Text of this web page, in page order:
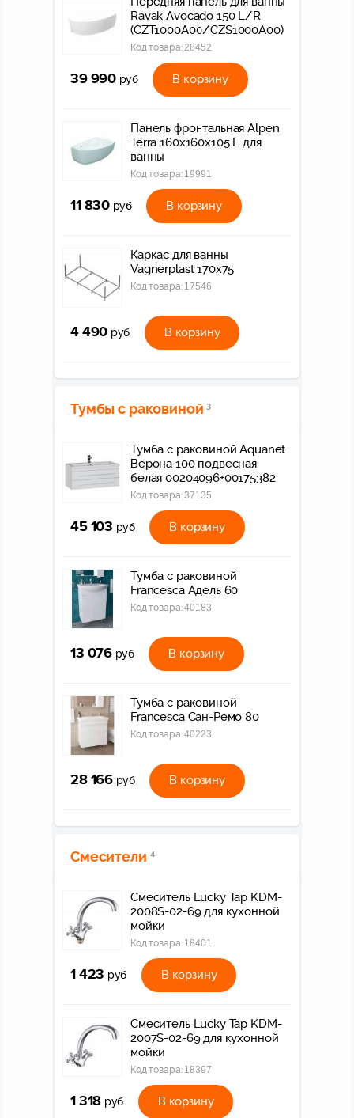
Ravak Avocado 150 L/R
(CZT1000A00/CZS1000A00)
Код товара: 28452
39 990 руб В корзину
Панель фронтальная Alpen
Terra 160х160х105 L для
ванны
Код товара: 19991
11 830 руб В корзину
Каркас для ванны
Vagnerplast 170x75
Код товара: 17546
4 490 руб В корзину
Тумбы с раковиной 3
Тумба с раковиной Aquanet
Верона 100 подвесная
белая 00204096+00175382
Код товара:37135
45 103 руб В корзину
Тумба с раковиной
Francesca Адель 60
Код товара:40183
13 076 руб В корзину
Тумба с раковиной
Francesca Сан-Ремо 80
Код товара:40223
28 166 руб В корзину
Смесители 4
Смеситель Lucky Tap KDM-
2008S-02-69 для кухонной
мойки
Код товара: 18401
1 423 руб В корзину
Смеситель Lucky Tap KDM-
2007S-02-69 для кухонной
мойки
Код товара: 18397
1 318 руб В корзину